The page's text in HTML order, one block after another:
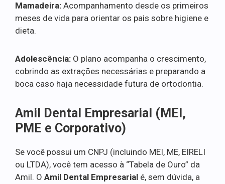
Mamadeira: Acompanhamento desde os primeiros
meses de vida para orientar os pais sobre higiene e
dieta.
Adolescência: O plano acompanha o crescimento,
cobrindo as extrações necessárias e preparando a
boca caso haja necessidade futura de ortodontia.
Amil Dental Empresarial (MEI,
PME e Corporativo)
Se você possui um CNPJ (incluindo MEI, ME, EIRELI
ou LTDA), você tem acesso à “Tabela de Ouro” da
Amil. O Amil Dental Empresarial é, sem dúvida, a